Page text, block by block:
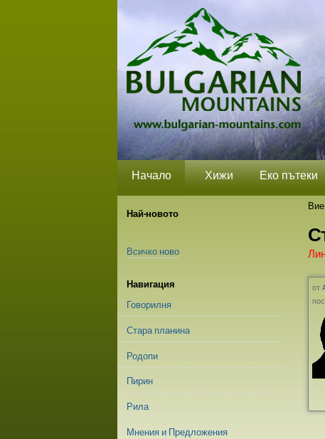
съдържание.
Прескачане
до
навигация
Лични
Секции
Начало Хижи Еко пътеки
от
Най-новото
Всичко ново
Навигация
Говорилня
Стара планина
Родопи
Пирин
Рила
Мнения и Предложения